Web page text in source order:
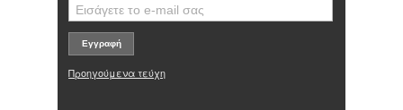
Προηγούμενα τεύχη